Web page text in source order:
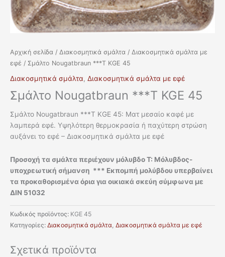
Αρχική σελίδα / Διακοσμητικά σμάλτα / Διακοσμητικά σμάλτα με
εφέ / Σμάλτο Nougatbraun ***T KGE 45
Διακοσμητικά σμάλτα, Διακοσμητικά σμάλτα με εφέ
Σμάλτο Nougatbraun ***T KGE 45
Σμάλτο Nougatbraun ***T KGE 45: Ματ μεσαίο καφέ με
λαμπερά εφέ. Υψηλότερη θερμοκρασία ή παχύτερη στρώση
αυξάνει το εφέ – Διακοσμητικά σμάλτα με εφέ
Προσοχή τα σμάλτα περιέχουν μόλυβδο T: Μόλυβδος-
υποχρεωτική σήμανση *** Εκπομπή μολύβδου υπερβαίνει
τα προκαθορισμένα όρια για οικιακά σκεύη σύμφωνα με
ΔΙΝ 51032
Κωδικός προϊόντος: KGE 45
Κατηγορίες: Διακοσμητικά σμάλτα, Διακοσμητικά σμάλτα με εφέ
Σχετικά προϊόντα